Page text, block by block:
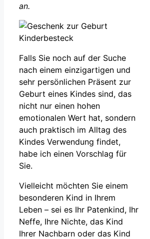
an.
Falls Sie noch auf der Suche
nach einem einzigartigen und
sehr persönlichen Präsent zur
Geburt eines Kindes sind, das
nicht nur einen hohen
emotionalen Wert hat, sondern
auch praktisch im Alltag des
Kindes Verwendung findet,
habe ich einen Vorschlag für
Sie.
Vielleicht möchten Sie einem
besonderen Kind in Ihrem
Leben – sei es Ihr Patenkind, Ihr
Neffe, Ihre Nichte, das Kind
Ihrer Nachbarn oder das Kind